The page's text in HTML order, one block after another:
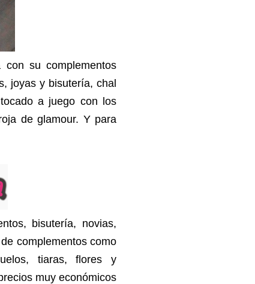
su complementos
joyas y bisutería, chal
a juego con los
de glamour. Y para
bisutería, novias,
complementos como
tiaras, flores y
muy económicos